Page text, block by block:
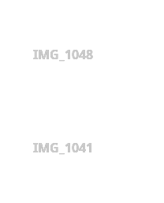
IMG_1048
IMG_1041